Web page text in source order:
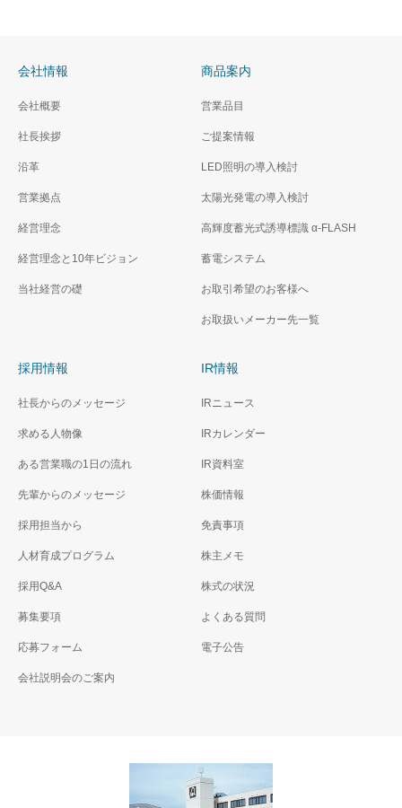
会社情報
会社概要
社長挨拶
沿革
営業拠点
経営理念
経営理念と10年ビジョン
当社経営の礎
商品案内
営業品目
ご提案情報
LED照明の導入検討
太陽光発電の導入検討
高輝度蓄光式誘導標識 α‐FLASH
蓄電システム
お取引希望のお客様へ
お取扱いメーカー先一覧
採用情報
社長からのメッセージ
求める人物像
ある営業職の1日の流れ
先輩からのメッセージ
採用担当から
人材育成プログラム
採用Q&A
募集要項
応募フォーム
会社説明会のご案内
IR情報
IRニュース
IRカレンダー
IR資料室
株価情報
免責事項
株主メモ
株式の状況
よくある質問
電子公告